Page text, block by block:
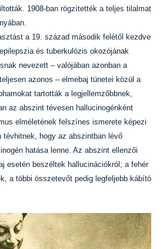
1908-ban rögzítették a teljes tilalmat
a 19. század második felétől kezdve
és tuberkulózis okozójának
nevezett – valójában azonban a
azonos – elmebaj tünetei közül a
tartották a legjellemzőbbnek,
az abszint tévesen hallucinogénként
elméletének felszínes ismerete képezi
tévhitnek, hogy az abszintban lévő
hatása lenne. Az abszint ellenzői
esetén beszéltek hallucinációkról; a fehér
a többi összetevőt pedig legfeljebb kábító